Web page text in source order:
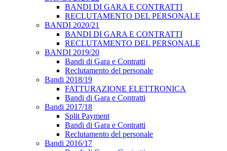
BANDI DI GARA E CONTRATTI
RECLUTAMENTO DEL PERSONALE
BANDI 2020/21
BANDI DI GARA E CONTRATTI
RECLUTAMENTO DEL PERSONALE
BANDI 2019/20
Bandi di Gara e Contratti
Reclutamento del personale
Bandi 2018/19
FATTURAZIONE ELETTRONICA
Bandi di Gara e Contratti
Bandi 2017/18
Split Payment
Bandi di Gara e Contratti
Reclutamento del personale
Bandi 2016/17